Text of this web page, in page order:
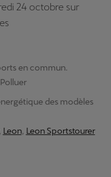
24 octobre sur
en commun.
des modèles
Leon, Leon Sportstourer